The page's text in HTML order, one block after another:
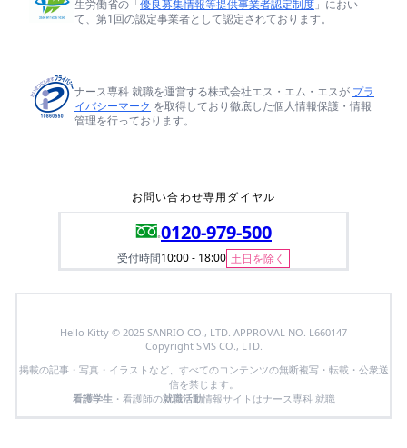
生労働省の「優良募集情報等提供事業者認定制度 」におい
て、第1回の認定事業者として認定されております。
ナース専科 就職を運営する株式会社エス・エム・エスが プラ
イバシーマーク を取得しており徹底した個人情報保護・情報
管理を行っております。
お問い合わせ専用ダイヤル
0120-979-500
受付時間10:00 - 18:00 土日を除く
Hello Kitty © 2025 SANRIO CO., LTD. APPROVAL NO. L660147
Copyright SMS CO., LTD.
掲載の記事・写真・イラストなど、すべてのコンテンツの無断複写・転載・公衆送
信を禁じます。
看護学生 ・看護師の就職活動情報サイトはナース専科 就職